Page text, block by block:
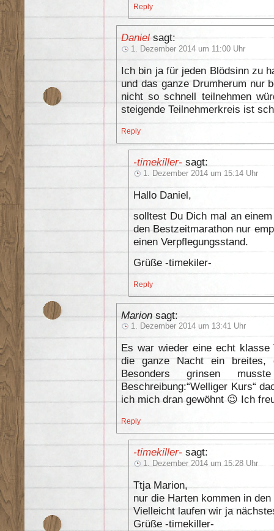
Reply
Daniel sagt:
1. Dezember 2014 um 11:00 Uhr
Ich bin ja für jeden Blödsinn zu
und das ganze Drumherum nur
nicht so schnell teilnehmen
steigende Teilnehmerkreis ist
Reply
-timekiller- sagt:
1. Dezember 2014 um 15:14 Uhr
Hallo Daniel,
solltest Du Dich mal an
den Bestzeitmarathon nur
einen Verpflegungsstand.
Grüße -timekiler-
Reply
Marion sagt:
1. Dezember 2014 um 13:41 Uhr
Es war wieder eine echt klasse
die ganze Nacht ein breites,
Besonders grinsen
Beschreibung:“Welliger Kurs“
ich mich dran gewöhnt 😉 Ich
Reply
-timekiller- sagt:
1. Dezember 2014 um 15:28 Uhr
Ttja Marion,
nur die Harten kommen in
Vielleicht laufen wir ja
Grüße -timekiller-